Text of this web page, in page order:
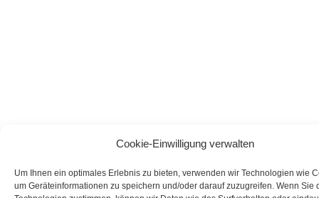
Cookie-Einwilligung verwalten
Um Ihnen ein optimales Erlebnis zu bieten, verwenden wir Technologien wie
um Geräteinformationen zu speichern und/oder darauf zuzugreifen. Wenn Sie
Entdecke ACTIA
Join us